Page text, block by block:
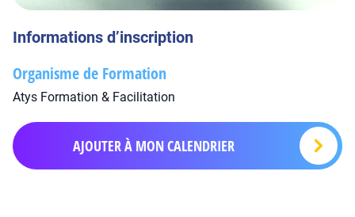
Informations d’inscription
Organisme de Formation
Atys Formation & Facilitation
AJOUTER À MON CALENDRIER